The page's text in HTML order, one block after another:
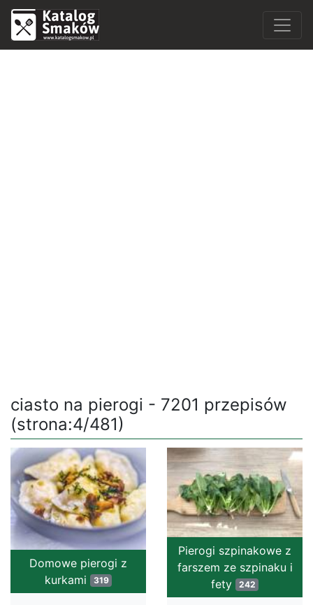
ciasto na pierogi - 7201 przepisów
(strona:4/481)
Domowe pierogi z
kurkami
319
Pierogi szpinakowe z
farszem ze szpinaku i
fety
242